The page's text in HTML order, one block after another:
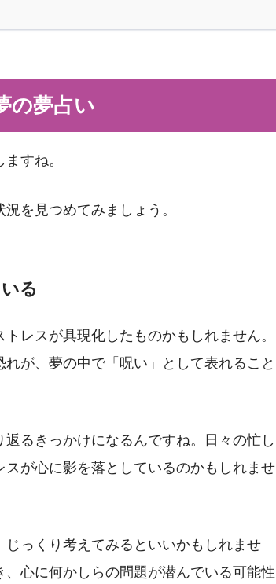
の夢占い
すね。
を見つめてみましょう。
る
レスが具現化したものかもしれません。
が、夢の中で「呪い」として表れること
るきっかけになるんですね。日々の忙し
が心に影を落としているのかもしれませ
っくり考えてみるといいかもしれませ
心に何かしらの問題が潜んでいる可能性